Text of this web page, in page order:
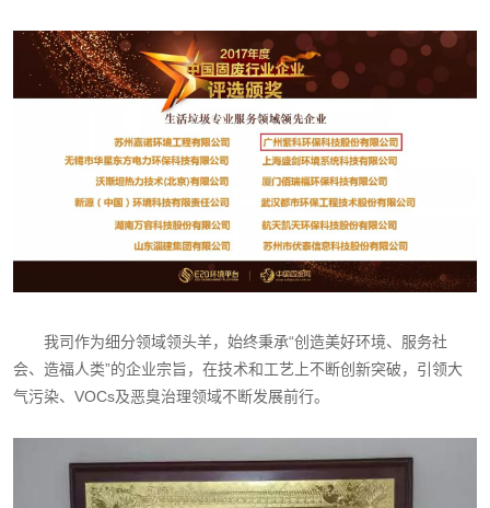
我司作为细分领域领头羊，始终秉承“创造美好环境、服务社
会、造福人类”的企业宗旨，在技术和工艺上不断创新突破，引领大
气污染、VOCs及恶臭治理领域不断发展前行。